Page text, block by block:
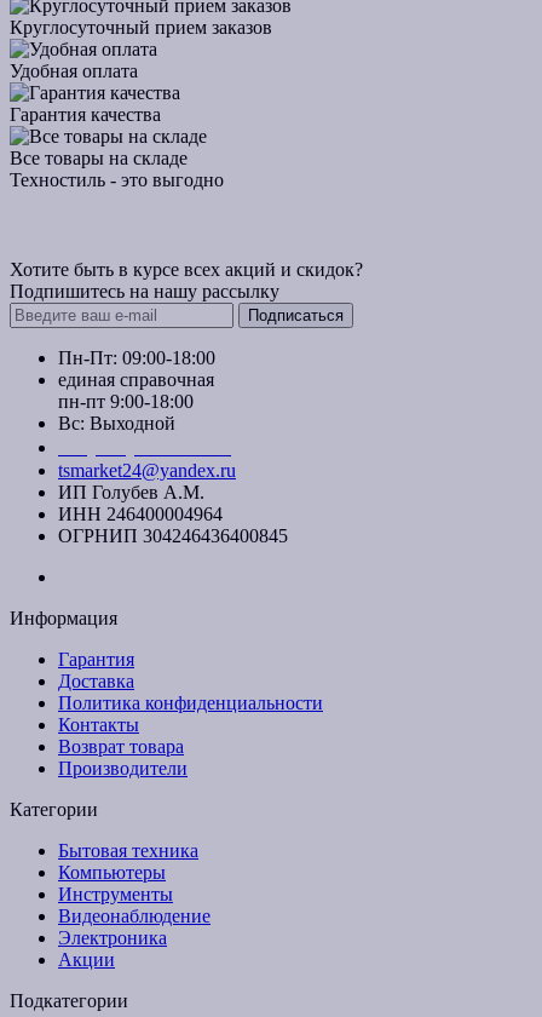
Круглосуточный прием заказов
Удобная оплата
Гарантия качества
Все товары на складе
Техностиль - это выгодно
Хотите быть в курсе всех акций и скидок?
Подпишитесь на нашу рассылку
Подписаться
Пн-Пт: 09:00-18:00
единая справочная
пн-пт 9:00-18:00
Вс: Выходной
tsmarket24@yandex.ru
ИП Голубев А.М.
ИНН 246400004964
ОГРНИП 304246436400845
Информация
Гарантия
Доставка
Политика конфиденциальности
Контакты
Возврат товара
Производители
Категории
Бытовая техника
Компьютеры
Инструменты
Видеонаблюдение
Электроника
Акции
Подкатегории